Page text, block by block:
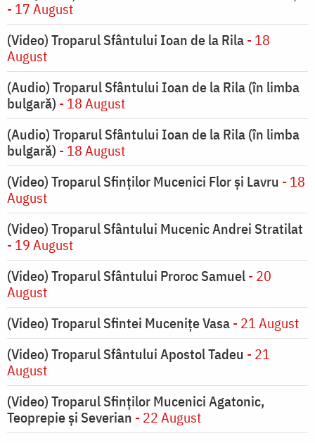
- 17 August
(Video) Troparul Sfântului Ioan de la Rila- 18
August
(Audio) Troparul Sfântului Ioan de la Rila (în limba
bulgară) - 18 August
(Audio) Troparul Sfântului Ioan de la Rila (în limba
bulgară) - 18 August
(Video) Troparul Sfinților Mucenici Flor și Lavru - 18
August
(Video) Troparul Sfântului Mucenic Andrei Stratilat
- 19 August
(Video) Troparul Sfântului Proroc Samuel- 20
August
(Video) Troparul Sfintei Mucenițe Vasa- 21 August
(Video) Troparul Sfântului Apostol Tadeu - 21
August
(Video) Troparul Sfinților Mucenici Agatonic,
Teoprepie și Severian - 22 August